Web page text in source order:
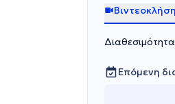
Βιντεοκλήση
Επόμενη